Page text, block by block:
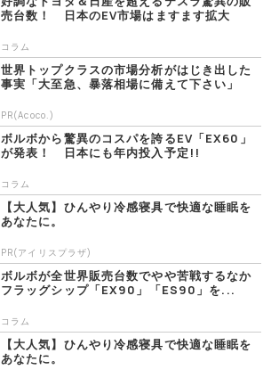
売台数！ 日本のEV市場はますます拡大
コラム
世界トップクラスの市場分析がはじき出した
事実「大至急、暴落相場に備えて下さい」
PR(Acoco.)
ボルボから驚異のコスパを誇るEV「EX60」
が発表！ 日本にも年内投入予定!!
コラム
【大人気】ひんやり冷感寝具で快適な睡眠を
あなたに。
PR(アイリスプラザ)
ボルボが全世界販売台数でやや苦戦するなか
フラッグシップ「EX90」「ES90」を...
コラム
【大人気】ひんやり冷感寝具で快適な睡眠を
あなたに。